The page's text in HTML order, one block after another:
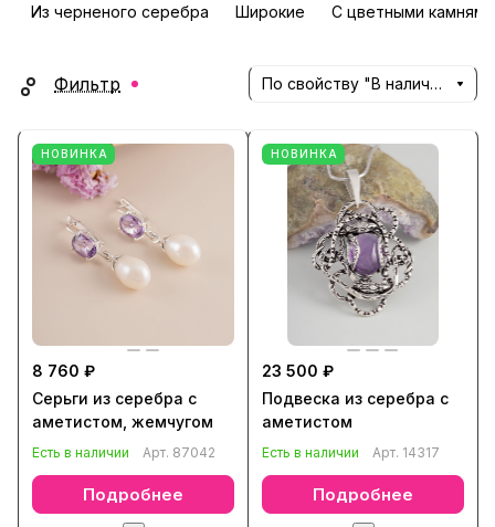
Из черненого серебра
Широкие С цветными камнями
Фильтр По свойству "В наличии" (убывание)
НОВИНКА
8 760 ₽
Серьги из серебра с
аметистом, жемчугом
Есть в наличии Арт. 87042
Подробнее
НОВИНКА
23 500 ₽
Подвеска из серебра с
аметистом
Есть в наличии Арт. 14317
Подробнее